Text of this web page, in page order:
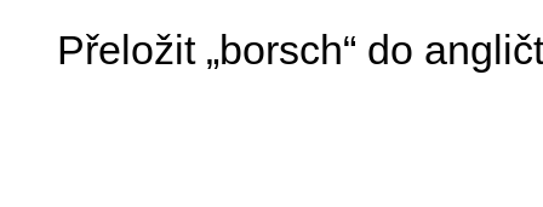
Přeložit „borsch“ do